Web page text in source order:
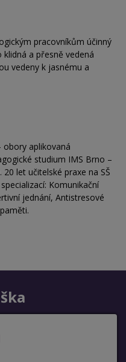
pracovníkům účinný
a přesně vedená
vedeny k jasnému a
obory aplikovaná
studium IMS Brno –
20 let učitelské praxe na SŠ
Komunikační
jednání, Antistresové